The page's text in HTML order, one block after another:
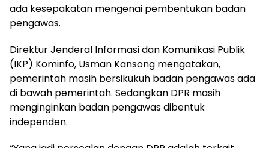
ada kesepakatan mengenai pembentukan badan
pengawas.
Direktur Jenderal Informasi dan Komunikasi Publik
(IKP) Kominfo, Usman Kansong mengatakan,
pemerintah masih bersikukuh badan pengawas ada
di bawah pemerintah. Sedangkan DPR masih
menginginkan badan pengawas dibentuk
independen.